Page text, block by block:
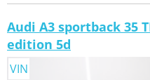
Audi A3 sportback 35
edition 5d
VIN